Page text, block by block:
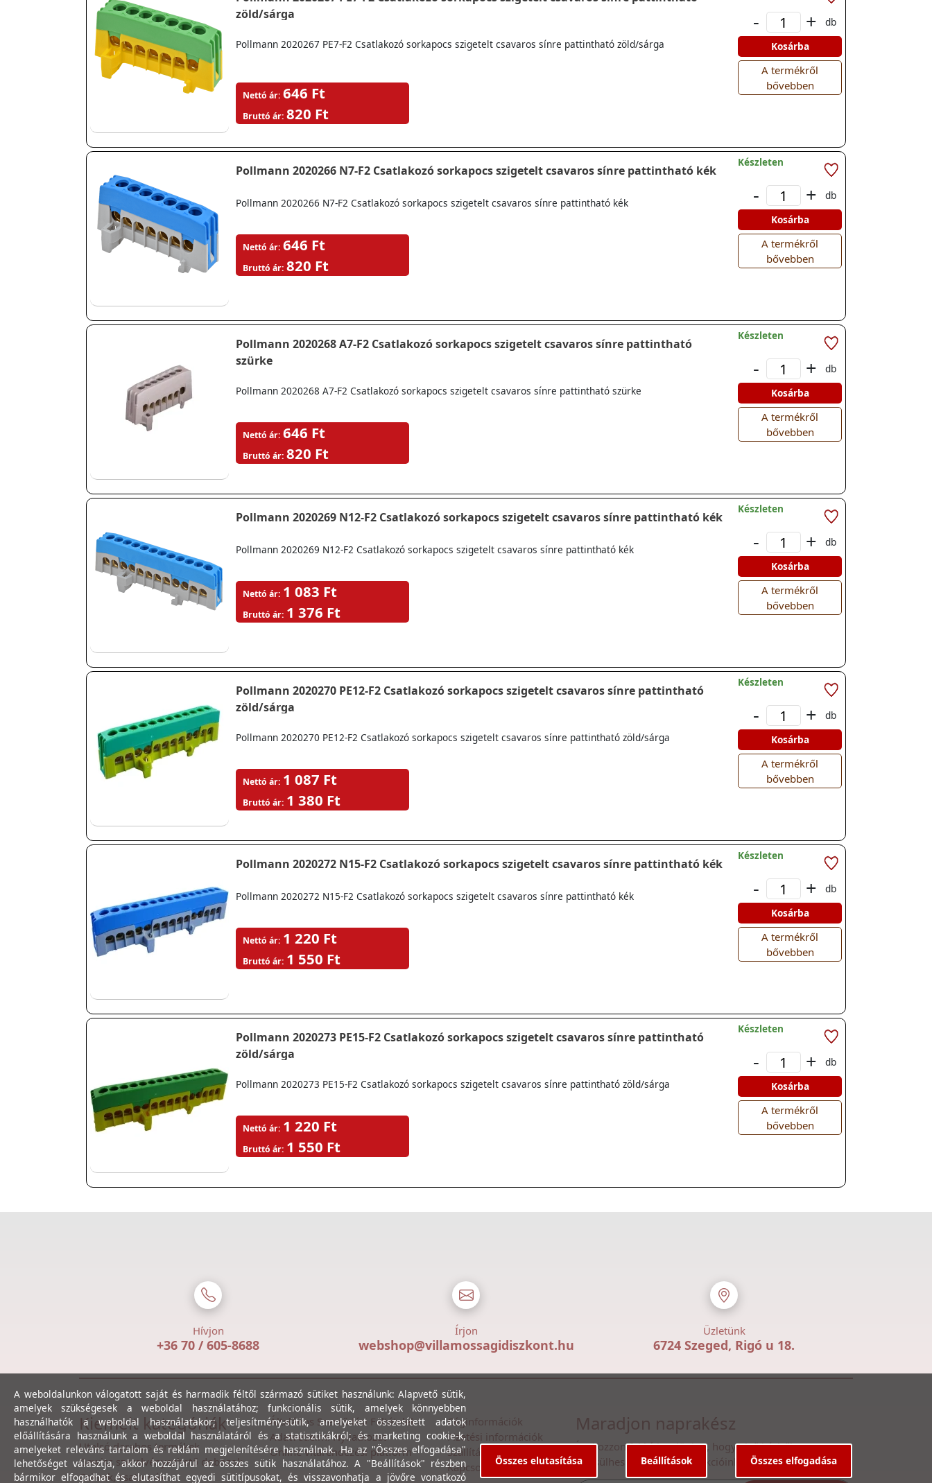
zöld/sárga
Pollmann 2020267 PE7-F2 Csatlakozó sorkapocs szigetelt csavaros sínre pattintható zöld/sárga
Nettó ár: 646 Ft
Bruttó ár: 820 Ft
- +
db
Kosárba
A termékről
bővebben
Pollmann 2020266 N7-F2 Csatlakozó sorkapocs szigetelt csavaros sínre pattintható kék
Pollmann 2020266 N7-F2 Csatlakozó sorkapocs szigetelt csavaros sínre pattintható kék
Nettó ár: 646 Ft
Bruttó ár: 820 Ft
Készleten
- +
db
Kosárba
A termékről
bővebben
Pollmann 2020268 A7-F2 Csatlakozó sorkapocs szigetelt csavaros sínre pattintható
szürke
Pollmann 2020268 A7-F2 Csatlakozó sorkapocs szigetelt csavaros sínre pattintható szürke
Nettó ár: 646 Ft
Bruttó ár: 820 Ft
Készleten
- +
db
Kosárba
A termékről
bővebben
Pollmann 2020269 N12-F2 Csatlakozó sorkapocs szigetelt csavaros sínre pattintható kék
Pollmann 2020269 N12-F2 Csatlakozó sorkapocs szigetelt csavaros sínre pattintható kék
Nettó ár: 1 083 Ft
Bruttó ár: 1 376 Ft
Készleten
- +
db
Kosárba
A termékről
bővebben
Pollmann 2020270 PE12-F2 Csatlakozó sorkapocs szigetelt csavaros sínre pattintható
zöld/sárga
Pollmann 2020270 PE12-F2 Csatlakozó sorkapocs szigetelt csavaros sínre pattintható zöld/sárga
Nettó ár: 1 087 Ft
Bruttó ár: 1 380 Ft
Készleten
- +
db
Kosárba
A termékről
bővebben
Pollmann 2020272 N15-F2 Csatlakozó sorkapocs szigetelt csavaros sínre pattintható kék
Pollmann 2020272 N15-F2 Csatlakozó sorkapocs szigetelt csavaros sínre pattintható kék
Nettó ár: 1 220 Ft
Bruttó ár: 1 550 Ft
Készleten
- +
db
Kosárba
A termékről
bővebben
Pollmann 2020273 PE15-F2 Csatlakozó sorkapocs szigetelt csavaros sínre pattintható
zöld/sárga
Pollmann 2020273 PE15-F2 Csatlakozó sorkapocs szigetelt csavaros sínre pattintható zöld/sárga
Nettó ár: 1 220 Ft
Bruttó ár: 1 550 Ft
Készleten
- +
db
Kosárba
A termékről
bővebben
Hívjon
+36 70 / 605-8688
Írjon
webshop@villamossagidiszkont.hu
Üzletünk
6724 Szeged, Rigó u 18.
Kiemelt kategóriák
Utolsó darabos termékek
Gewiss szerelvényezhető dobozok
Csövek, csatornák
Általános Szerződési Feltételek
Adatvédelmi Nyilatkozat
Online vitarendezési platform
Céginformációk
Fizetési információk
Szállítási információk
Kapcsolat
Maradjon naprakész
Íratkozzon fel hírlevelünkre, hogy első kézből
értesülhessen legfrissebb akcióinkról
A weboldalunkon válogatott saját és harmadik féltől származó sütiket használunk: Alapvető sütik,
amelyek szükségesek a weboldal használatához; funkcionális sütik, amelyek könnyebben
használhatók a weboldal használatakor; teljesítmény-sütik, amelyeket összesített adatok
előállítására használunk a weboldal használatáról és a statisztikákról; és marketing cookie-k,
amelyeket releváns tartalom és reklám megjelenítésére használnak. Ha az "Összes elfogadása"
lehetőséget választja, akkor hozzájárul az összes sütik használatához. A "Beállítások" részben
bármikor elfogadhat és elutasíthat egyedi sütitípusokat, és visszavonhatja a jövőre vonatkozó
Összes elutasítása Beállítások Összes elfogadása